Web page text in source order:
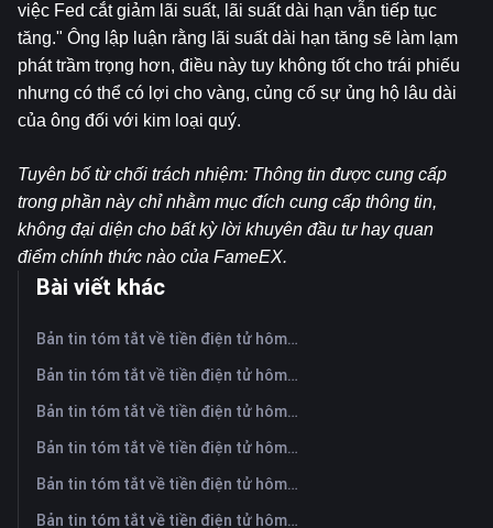
việc Fed cắt giảm lãi suất, lãi suất dài hạn vẫn tiếp tục
tăng." Ông lập luận rằng lãi suất dài hạn tăng sẽ làm lạm
phát trầm trọng hơn, điều này tuy không tốt cho trái phiếu
nhưng có thể có lợi cho vàng, củng cố sự ủng hộ lâu dài
của ông đối với kim loại quý.
Tuyên bố từ chối trách nhiệm: Thông tin được cung cấp
trong phần này chỉ nhằm mục đích cung cấp thông tin,
không đại diện cho bất kỳ lời khuyên đầu tư hay quan
điểm chính thức nào của FameEX.
Bài viết khác
Bản tin tóm tắt về tiền điện tử hôm nay trên FameEX | Ngày 7 tháng 8 năm 2026
Bản tin tóm tắt về tiền điện tử hôm nay trên FameEX | Ngày 6 tháng 8 năm 2026
Bản tin tóm tắt về tiền điện tử hôm nay trên FameEX | Ngày 5 tháng 8 năm 2026
Bản tin tóm tắt về tiền điện tử hôm nay trên FameEX | Ngày 4 tháng 8 năm 2026
Bản tin tóm tắt về tiền điện tử hôm nay trên FameEX | Ngày 3 tháng 8 năm 2026
Bản tin tóm tắt về tiền điện tử hôm nay trên FameEX | Ngày 31 tháng 7 năm 2026